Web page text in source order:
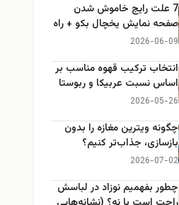
7 علت رایج خاموش شدن
صفحه نمایش یخچال بکو + راه
حل
2026-06-09
انتخاب ترکیب قهوه مناسب بر
اساس نسبت عربیکا و ربوستا
2026-05-26
چگونه ویترین مغازه را بدون
بازسازی، جذاب‌تر کنیم؟
2026-07-02
چطور بفهمیم نوزاد در لباسش